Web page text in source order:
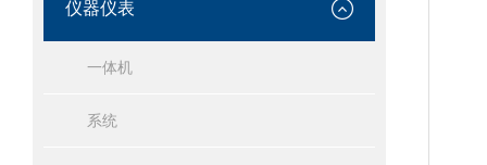
仪器仪表
一体机
系统